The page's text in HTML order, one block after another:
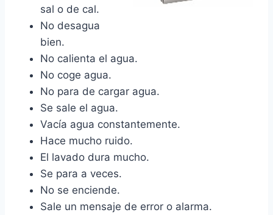
sal o de cal.
No desagua
bien.
No calienta el agua.
No coge agua.
No para de cargar agua.
Se sale el agua.
Vacía agua constantemente.
Hace mucho ruido.
El lavado dura mucho.
Se para a veces.
No se enciende.
Sale un mensaje de error o alarma.